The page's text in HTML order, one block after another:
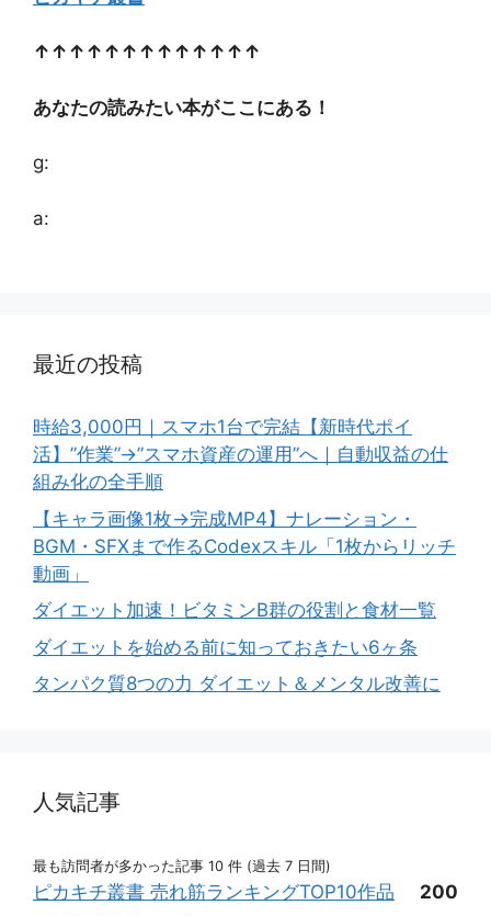
↑↑↑↑↑↑↑↑↑↑↑↑↑
あなたの読みたい本がここにある！
g:
a:
最近の投稿
時給3,000円｜スマホ1台で完結【新時代ポイ
活】”作業”→”スマホ資産の運用”へ｜自動収益の仕
組み化の全手順
【キャラ画像1枚→完成MP4】ナレーション・
BGM・SFXまで作るCodexスキル「1枚からリッチ
動画」
ダイエット加速！ビタミンB群の役割と食材一覧
ダイエットを始める前に知っておきたい6ヶ条
タンパク質8つの力 ダイエット＆メンタル改善に
人気記事
最も訪問者が多かった記事 10 件 (過去 7 日間)
ピカキチ叢書 売れ筋ランキングTOP10作品
200